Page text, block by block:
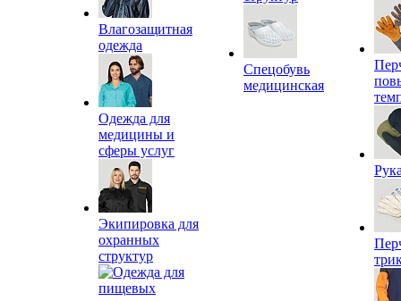
Влагозащитная
одежда
Одежда для
медицины и
сферы услуг
Экипировка для
охранных
структур
Спецобувь
медицинская